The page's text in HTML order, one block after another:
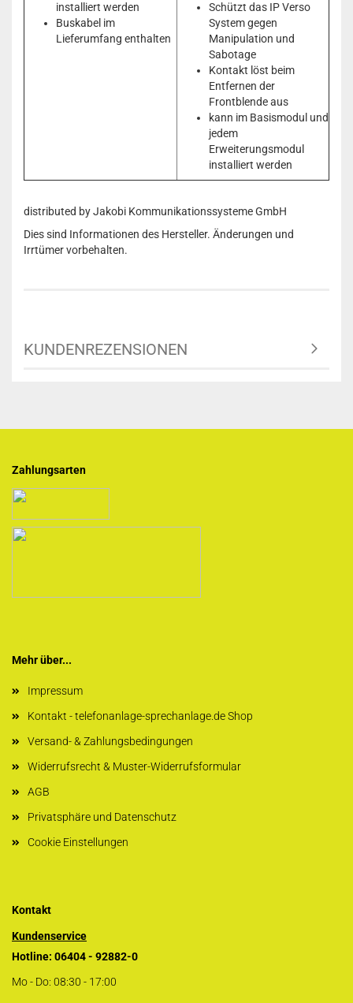
installiert werden
Buskabel im
Lieferumfang enthalten
Schützt das IP Verso
System gegen
Manipulation und
Sabotage
Kontakt löst beim
Entfernen der
Frontblende aus
kann im Basismodul und
jedem
Erweiterungsmodul
installiert werden
distributed by Jakobi Kommunikationssysteme GmbH
Dies sind Informationen des Hersteller. Änderungen und
Irrtümer vorbehalten.
KUNDENREZENSIONEN
Zahlungsarten
Mehr über...
Impressum
Kontakt - telefonanlage-sprechanlage.de Shop
Versand- & Zahlungsbedingungen
Widerrufsrecht & Muster-Widerrufsformular
AGB
Privatsphäre und Datenschutz
Cookie Einstellungen
Kontakt
Kundenservice
Hotline: 06404 - 92882-0
Mo - Do: 08:30 - 17:00